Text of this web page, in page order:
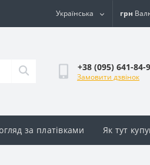
Українська грн
+38 (095) 641-84-
Замовити дзвінок
за платівками Як тут